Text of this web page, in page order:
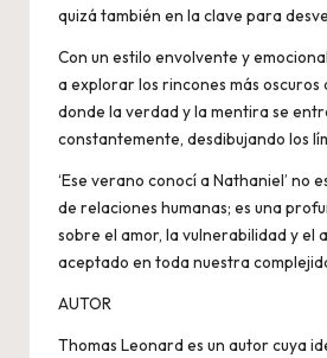
quizá también en la clave para
Con un estilo envolvente y
a explorar los rincones más oscuros
donde la verdad y la mentira se
constantemente, desdibujando los
‘Ese verano conocí a Nathaniel’ no
de relaciones humanas; es una
sobre el amor, la vulnerabilidad y el
aceptado en toda nuestra
AUTOR
Thomas Leonard es un autor cuya